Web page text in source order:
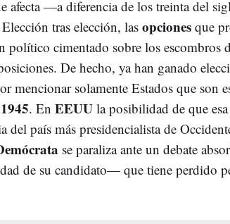
afecta —a diferencia de los treinta del
tras elección, las opciones que
político cimentado sobre los escombros
De hecho, ya han ganado
mencionar solamente Estados que son
1945. En EEUU la posibilidad de que
del país más presidencialista de
se paraliza ante un debate
de su candidato— que tiene perdido